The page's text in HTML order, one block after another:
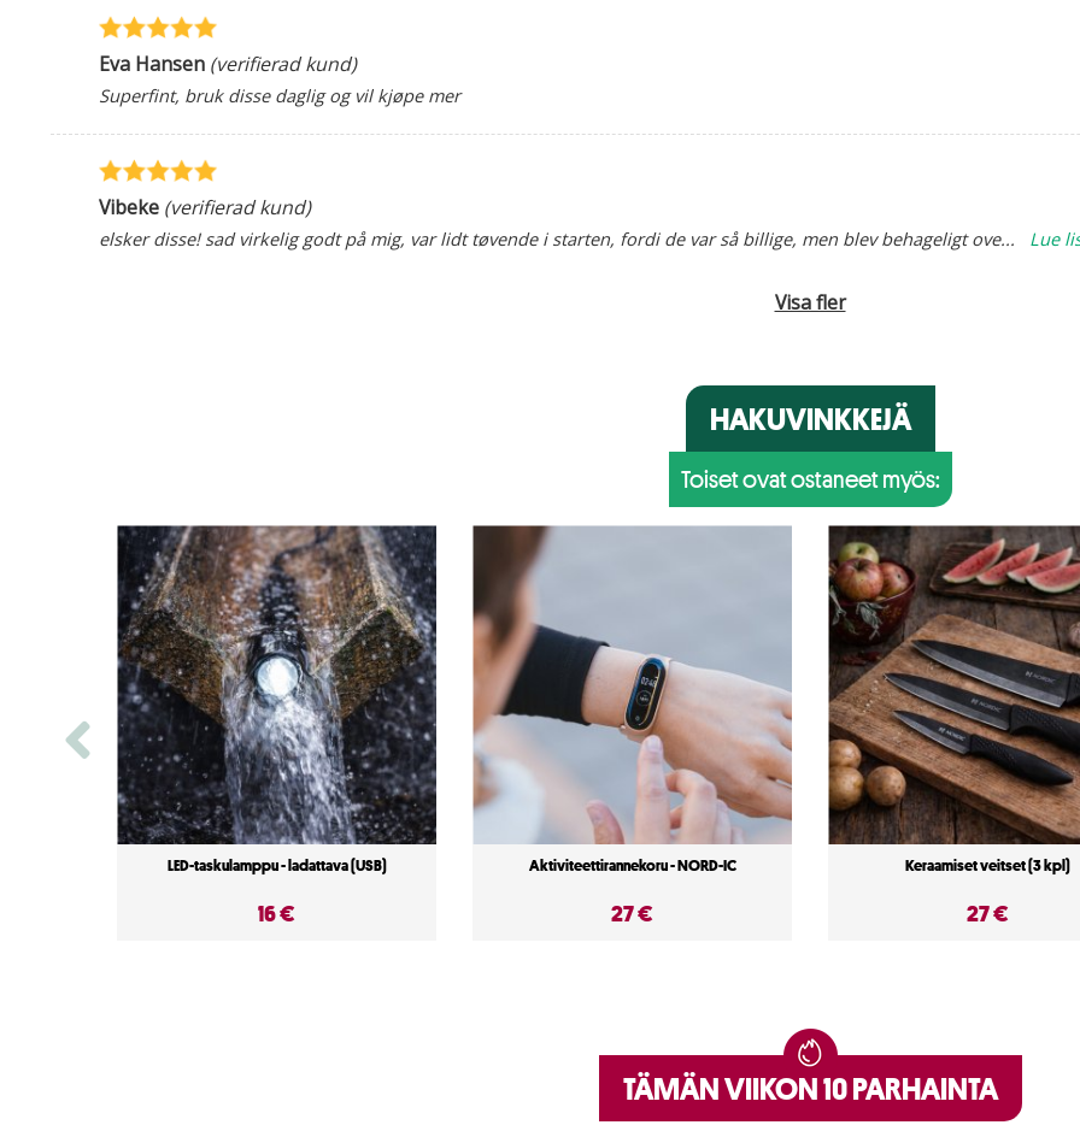
Eva Hansen (verifierad kund)
Superfint, bruk disse daglig og vil kjøpe mer
Vibeke (verifierad kund)
elsker disse! sad virkelig godt på mig, var lidt tøvende i starten, fordi de var så billige, men blev behageligt ove... Lue
Visa fler
HAKUVINKKEJÄ
Toiset ovat ostaneet myös:
LED-taskulamppu - ladattava (USB)
16 €
Aktiviteettirannekoru - NORD-IC
27 €
Keraamiset veitset (3 kpl)
27 €
TÄMÄN VIIKON 10 PARHAINTA